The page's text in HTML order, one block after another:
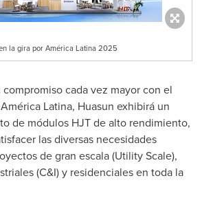
la gira por América Latina 2025
cada vez mayor con el
Latina, Huasun exhibirá un
de módulos HJT de alto rendimiento,
las diversas necesidades
de gran escala (Utility Scale),
(C&I) y residenciales en toda la